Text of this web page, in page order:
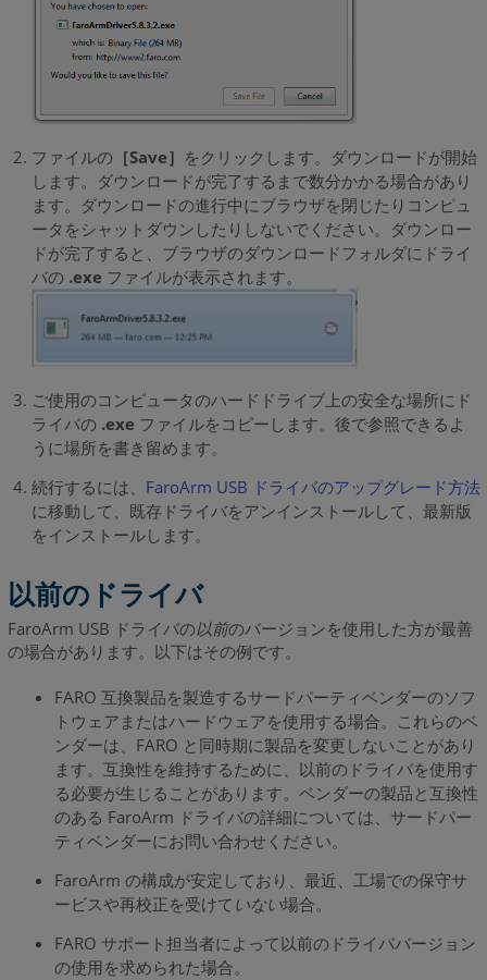
ファイルの［Save］ をクリックします。ダウンロードが開始
します。ダウンロードが完了するまで数分かかる場合があり
ます。ダウンロードの進行中にブラウザを閉じたりコンピュ
ータをシャットダウンしたりしないでください。ダウンロー
ドが完了すると、ブラウザのダウンロードフォルダにドライ
バの .exe ファイルが表示されます。
ご使用のコンピュータのハードドライブ上の安全な場所にド
ライバの .exe ファイルをコピーします。後で参照できるよ
うに場所を書き留めます。
続行するには、 FaroArm USB ドライバのアップグレード方法
に移動して、既存ドライバをアンインストールして、最新版
をインストールします。
以前のドライバ
FaroArm USB ドライバの以前のバージョンを使用した方が最善
の場合があります。以下はその例です。
FARO 互換製品を製造するサードパーティベンダーのソフ
トウェアまたはハードウェアを使用する場合。これらのベ
ンダーは、FARO と同時期に製品を変更しないことがあり
ます。互換性を維持するために、以前のドライバを使用す
る必要が生じることがあります。ベンダーの製品と互換性
のある FaroArm ドライバの詳細については、サードパー
ティベンダーにお問い合わせください。
FaroArm の構成が安定しており、最近、工場での保守サ
ービスや再校正を受けて いない場合。
FARO サポート担当者によって以前のドライババージョン
の使用を求められた場合。